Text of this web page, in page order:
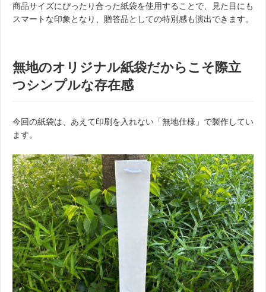
商品サイズにぴったり合った紙袋を使用することで、見た目にも
スマートな印象となり、贈答品としての特別感も演出できます。
無地のオリジナル紙袋だからこそ際立
つシンプルな存在感
今回の紙袋は、あえて印刷を入れない「無地仕様」で製作してい
ます。